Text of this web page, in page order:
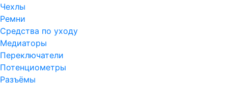
Чехлы
Ремни
Средства по уходу
Медиаторы
Переключатели
Потенциометры
Разъёмы